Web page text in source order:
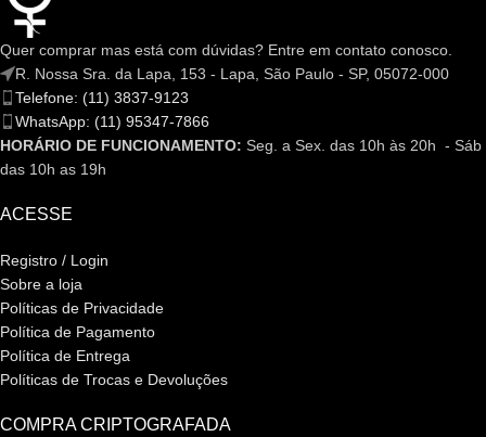
Quer comprar mas está com dúvidas? Entre em contato conosco.
R. Nossa Sra. da Lapa, 153 - Lapa, São Paulo - SP, 05072-000
Telefone: (11) 3837-9123
WhatsApp: (11) 95347-7866
HORÁRIO DE FUNCIONAMENTO: Seg. a Sex. das 10h às 20h - Sáb
das 10h as 19h
ACESSE
Registro / Login
Sobre a loja
Políticas de Privacidade
Política de Pagamento
Política de Entrega
Políticas de Trocas e Devoluções
COMPRA CRIPTOGRAFADA